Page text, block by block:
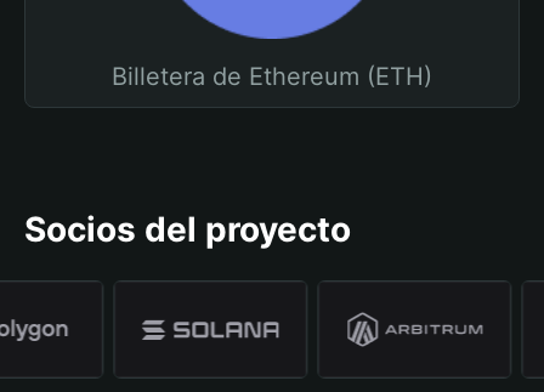
Billetera de Ethereum (ETH)
Socios del proyecto